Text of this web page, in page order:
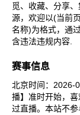
觅、收藏、分享
源，欢迎以(当前
名称)为格式，通
含违法违规内容.
赛事信息
北京时间：2026-
播】准时开始，
过直播。本站不